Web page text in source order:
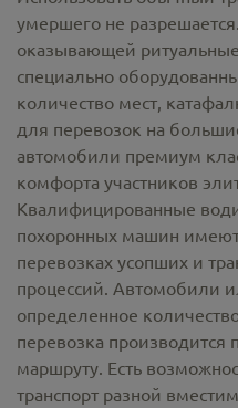
умершего не
оказывающей
специально
количество мест,
для перевозок на
автомобили премиум
комфорта участников
Квалифицированные
похоронных машин
перевозках усопших и
процессий. Автомобили
определенное
перевозка производится
маршруту. Есть
транспорт разной